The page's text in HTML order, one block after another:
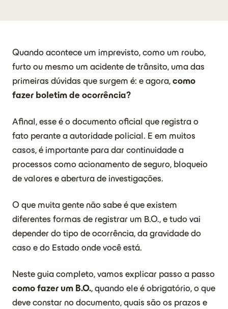
Quando acontece um imprevisto, como um roubo,
furto ou mesmo um acidente de trânsito, uma das
primeiras dúvidas que surgem é: e agora, como
fazer boletim de ocorrência?
Afinal, esse é o documento oficial que registra o
fato perante a autoridade policial. E em muitos
casos, é importante para dar continuidade a
processos como acionamento de seguro, bloqueio
de valores e abertura de investigações.
O que muita gente não sabe é que existem
diferentes formas de registrar um B.O., e tudo vai
depender do tipo de ocorrência, da gravidade do
caso e do Estado onde você está.
Neste guia completo, vamos explicar passo a passo
como fazer um B.O., quando ele é obrigatório, o que
deve constar no documento, quais são os prazos e